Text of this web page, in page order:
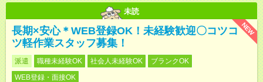
未読
NEW
長期×安心＊WEB登録OK！未経験歓迎〇コツコ
ツ軽作業スタッフ募集！
派遣 職種未経験OK 社会人未経験OK
ブランクOK
WEB登録・面接OK